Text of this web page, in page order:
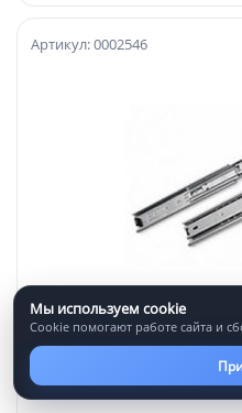
Направляющие
Артикул: 0002546
Мы используем cookie
Cookie помогают работе сайта и